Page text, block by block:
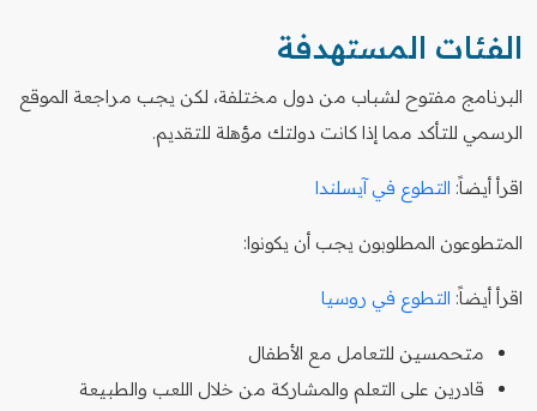
الفئات المستهدفة
البرنامج مفتوح لشباب من دول مختلفة، لكن يجب مراجعة الموقع
الرسمي للتأكد مما إذا كانت دولتك مؤهلة للتقديم.
اقرأ أيضاً: التطوع في آيسلندا
المتطوعون المطلوبون يجب أن يكونوا:
اقرأ أيضاً: التطوع في روسيا
متحمسين للتعامل مع الأطفال
قادرين على التعلم والمشاركة من خلال اللعب والطبيعة